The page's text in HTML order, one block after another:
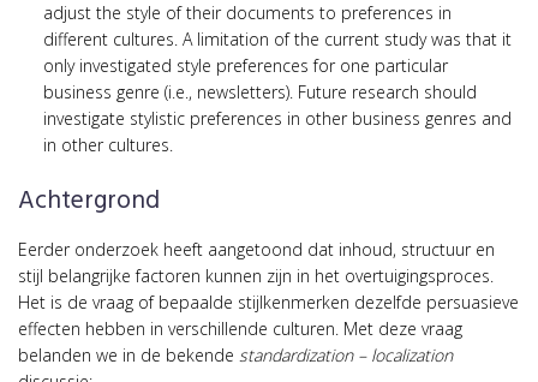
adjust the style of their documents to preferences in
different cultures. A limitation of the current study was that it
only investigated style preferences for one particular
business genre (i.e., newsletters). Future research should
investigate stylistic preferences in other business genres and
in other cultures.
Achtergrond
Eerder onderzoek heeft aangetoond dat inhoud, structuur en
stijl belangrijke factoren kunnen zijn in het overtuigingsproces.
Het is de vraag of bepaalde stijlkenmerken dezelfde persuasieve
effecten hebben in verschillende culturen. Met deze vraag
belanden we in de bekende standardization – localization